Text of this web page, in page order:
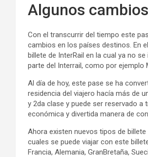
Algunos cambios
Con el transcurrir del tiempo este
cambios en los países destinos. En
billete de InterRail en la cual ya no
parte del Interrail, como por ejemplo
Al día de hoy, este pase se ha
residencia del viajero hacía más de
y 2da clase y puede ser reservado a
económica y divertida manera de
Ahora existen nuevos tipos de
cuales se puede viajar con este
Francia, Alemania, GranBretaña,